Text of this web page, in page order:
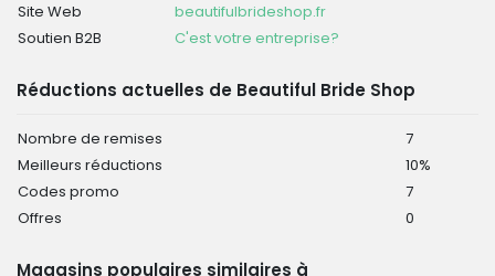
Site Web
beautifulbrideshop.fr
Soutien B2B
C'est votre entreprise?
Réductions actuelles de Beautiful Bride Shop
Nombre de remises
7
Meilleurs réductions
10%
Codes promo
7
Offres
0
Magasins populaires similaires à